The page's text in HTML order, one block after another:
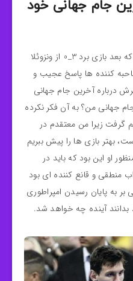
جام جهانی خود
این بازیکن فوتبال در مصاحبه ای که بعد بازی برد 3_0 از ونزوئلا
کننده ها پاسخ عجیب و
درباره آخرین جام جهانی
من؟ به آن فکر نکرده
گرفت زیرا من معتقدم در
بهتر بازی ها را پیش ببریم
او این بود که باید در
منطقی و قانع کننده ای بود
بر به پایان رسیدن امپراطوری
بدانند آینده چه خواهد شد.